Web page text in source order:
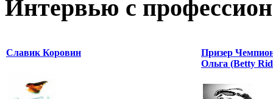
Интервью с
Славик Коровин
Призер
Ольга (Betty